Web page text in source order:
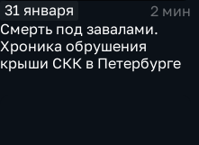
31 января
2 мин
Смерть под завалами.
Хроника обрушения
крыши СКК в Петербурге